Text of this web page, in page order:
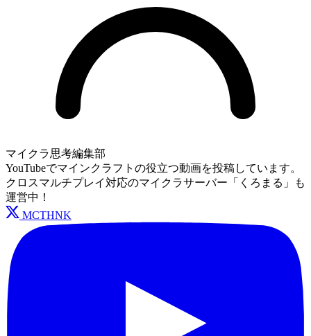
マイクラ思考編集部
YouTubeでマインクラフトの役立つ動画を投稿しています。
クロスマルチプレイ対応のマイクラサーバー「くろまる」も
運営中！
MCTHNK